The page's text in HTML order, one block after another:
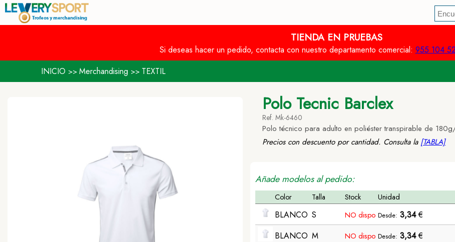
TIENDA EN PRUEBAS
Si deseas hacer un pedido, contacta con nuestro departamento comercial: 955 104
INICIO >> Merchandising >> TEXTIL
Polo Tecnic Barclex
Ref. Mk-6460
Polo técnico para adulto en poliéster transpirable de
Precios con descuento por cantidad. Consulta la [TABLA]
Añade modelos al pedido:
Color Talla Stock Unidad
BLANCO S NO dispo Desde: 3,34€
BLANCO M NO dispo Desde: 3,34€